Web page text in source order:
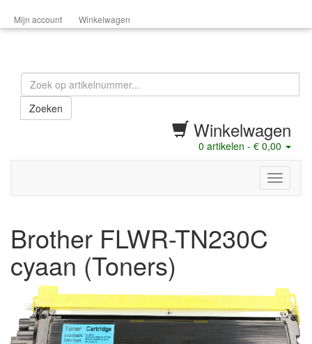
Mijn account Winkelwagen
Zoeken
Winkelwagen
0 artikelen - € 0,00
menu
Brother FLWR-TN230C
cyaan (Toners)